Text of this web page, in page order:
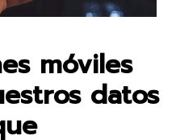
móviles
datos